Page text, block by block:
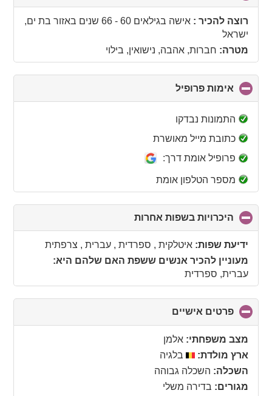
to
collapseרוצה להכיר :אישה בגילאים 60 - 66 שנים באזור בת ים,
ישראל
מטרה: חברות, אהבה, נישואין, בילוי
אימות פרופיל
to
התמונות נבדקו
כתובת מייל מאושרת
פרופיל אומת דרך:
מספר הטלפון אומת
היכרויות בשפות אחרות
to
collapse
ידיעת שפות: איטלקית , ספרדית , עברית , צרפתית
מעוניין להכיר אנשים ששפת האם שלהם היא:
עברית, ספרדית
פרטים אישיים
to
collapse
contents
מצב משפחתי: אלמן
ארץ מולדת:
בלגיה
השכלה: השכלה גבוהה
מגורים: בדירה משלי